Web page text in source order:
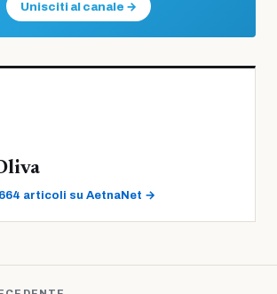
Unisciti al canale →
articoli su AetnaNet →